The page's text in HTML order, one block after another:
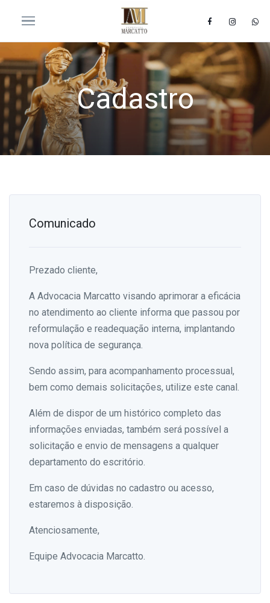
Cadastro
Comunicado
Prezado cliente,
A Advocacia Marcatto visando aprimorar a eficácia
no atendimento ao cliente informa que passou por
reformulação e readequação interna, implantando
nova política de segurança.
Sendo assim, para acompanhamento processual,
bem como demais solicitações, utilize este canal.
Além de dispor de um histórico completo das
informações enviadas, também será possível a
solicitação e envio de mensagens a qualquer
departamento do escritório.
Em caso de dúvidas no cadastro ou acesso,
estaremos à disposição.
Atenciosamente,
Equipe Advocacia Marcatto.